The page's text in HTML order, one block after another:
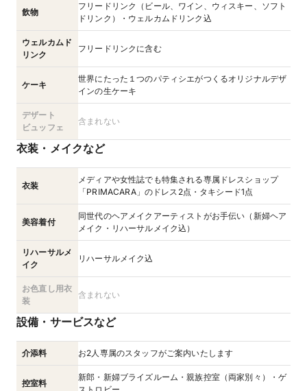
飲物
フリードリンク（ビール、ワイン、ウィスキー、ソフト
ドリンク）・ウェルカムドリンク込
ウェルカムド
リンク
フリードリンクに含む
ケーキ
世界にたった１つのパティシエがつくるオリジナルデザ
インの生ケーキ
デザート
ビュッフェ
含まれない
衣装・メイクなど
衣装
メディアや女性誌でも特集される専属ドレスショップ
「PRIMACARA」のドレス2点・タキシード1点
美容着付
同世代のヘアメイクアーティストがお手伝い（新婦ヘア
メイク・リハーサルメイク込）
リハーサルメ
イク
リハーサルメイク込
お色直し用衣
装
含まれない
設備・サービスなど
介添料 お2人専属のスタッフがご案内いたします
控室料
新郎・新婦ブライズルーム・親族控室（両家別々）・ゲ